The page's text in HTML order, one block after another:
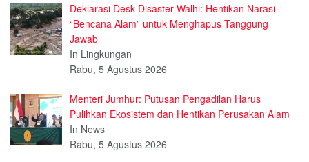
Deklarasi Desk Disaster Walhi: Hentikan Narasi
“Bencana Alam” untuk Menghapus Tanggung
Jawab
In Lingkungan
Rabu, 5 Agustus 2026
Menteri Jumhur: Putusan Pengadilan Harus
Pulihkan Ekosistem dan Hentikan Perusakan Alam
In News
Rabu, 5 Agustus 2026